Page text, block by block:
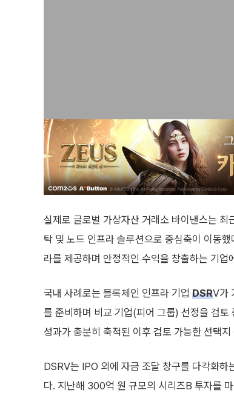
실제로 글로벌 가상자산 거래소 바이낸스는
탁 및 노드 인프라 솔루션으로 중심축이 이동
라를 제공하며 안정적인 수익을 창출하는 기
국내 사례로는 블록체인 인프라 기업 DSRV가
를 준비하며 비교 기업(피어 그룹) 선정을 검토
성과가 충분히 축적된 이후 검토 가능한 선택
DSRV는 IPO 외에 자금 조달 창구를 다각화하
다. 지난해 300억 원 규모의 시리즈B 투자를